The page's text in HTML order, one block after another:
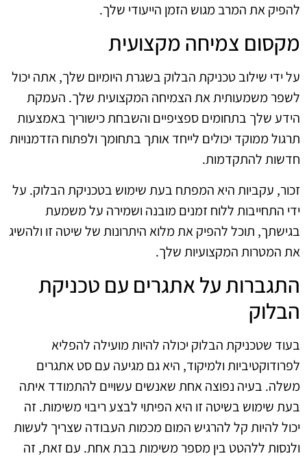
להפיק את המרב מגוש הזמן הייעודי שלך.
מקסום צמיחה מקצועית
על ידי שילוב טכניקת הבלוק בשגרת היומיום שלך, אתה יכול
לשפר משמעותית את הצמיחה המקצועית שלך. העמקת
הידע שלך בתחומים ספציפיים והשבחת כישוריך באמצעות
תרגול ממוקד יכולים לייחד אותך בתחומך ולפתוח הזדמנויות
חדשות להתקדמות.
זכור, עקביות היא המפתח בעת שימוש בטכניקת הבלוק. על
ידי התחייבות ללוח זמנים מובנה ושמירה על משמעת
בגישתך, תוכל להפיק את מלוא היתרונות של שיטה זו ולהשיג
את המטרות המקצועיות שלך.
התגברות על אתגרים עם טכניקת
הבלוק
בעוד שטכניקת הבלוק יכולה להיות מועילה להפליא
לפרודוקטיביות ולמיקוד, היא גם מגיעה עם סט אתגרים
משלה. בעיה נפוצה אחת שאנשים עשויים להתמודד איתה
בעת שימוש בשיטה זו היא הפיתוי לבצע ריבוי משימות. זה
יכול להיות קל להרגיש המום מכמות העבודה שצריך לעשות
ולנסות ללהטט בין מספר משימות בבת אחת. עם זאת, זה